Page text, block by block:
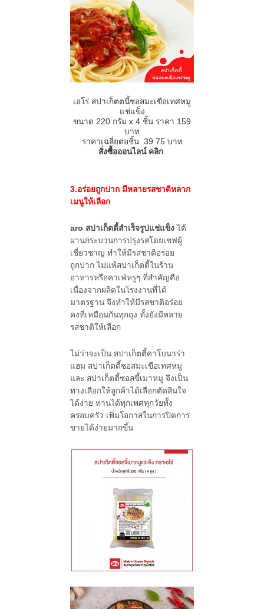
เอโร่ สปาเก็ตตนี้ซอสมะเขือเทศหมู
แช่แข็ง
ขนาด 220 กรัม x 4 ชิ้น ราคา 159
บาท
ราคาเฉลี่ยต่อชิ้น 39.75 บาท
สั่งซื้อออนไลน์ คลิก
3.อร่อยถูกปาก มีหลายรสชาติหลาก
เมนูให้เลือก
aro สปาเก็ตตี้สำเร็จรูปแช่แข็งได้
ผ่านกระบวนการปรุงรสโดยเชฟผู้
เชี่ยวชาญ ทำให้มีรสชาติอร่อย
ถูกปาก ไม่แพ้สปาเก็ตตี้ในร้าน
อาหารหรือคาเฟ่หรูๆ ที่สำคัญคือ
เนื่องจากผลิตในโรงงานที่ได้
มาตรฐาน จึงทำให้มีรสชาติอร่อย
คงที่เหมือนกันทุกถุง ทั้งยังมีหลาย
รสชาติให้เลือก
ไม่ว่าจะเป็น สปาเก็ตตี้คาโบนาร่า
แฮม สปาเก็ตตี้ซอสมะเขือเทศหมู
และ สปาเก็ตตี้ซอสขี้เมาหมู จึงเป็น
ทางเลือกให้ลูกค้าได้เลือกตัดสินใจ
ได้ง่าย ทานได้ทุกเพศทุกวัยทั้ง
ครอบครัว เพิ่มโอกาสในการปิดการ
ขายได้ง่ายมากขึ้น